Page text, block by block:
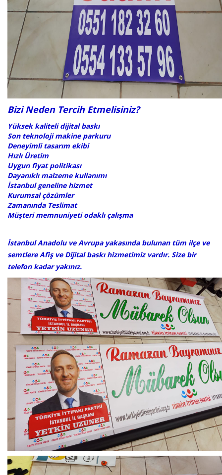
Bizi Neden Tercih Etmelisiniz?
Yüksek kaliteli dijital baskı
Son teknoloji makine parkuru
Deneyimli tasarım ekibi
Hızlı Üretim
Uygun fiyat politikası
Dayanıklı malzeme kullanımı
İstanbul geneline hizmet
Kurumsal çözümler
Zamanında Teslimat
Müşteri memnuniyeti odaklı çalışma
​​İstanbul Anadolu ve Avrupa yakasında bulunan tüm ilçe ve
semtlere Afiş ve Dijital baskı hizmetimiz vardır. Size bir
telefon kadar yakınız.